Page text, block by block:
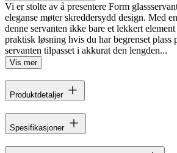
Vi er stolte av å presentere Form
eleganse møter skreddersydd design. Med
denne servanten ikke bare et lekkert
praktisk løsning hvis du har begrenset plass
servanten tilpasset i akkurat den lengden...
Vis mer
Produktdetaljer
Spesifikasjoner